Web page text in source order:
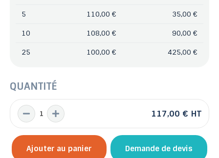
5 110,00 € 35,00 €
10 108,00 € 90,00 €
25 100,00 € 425,00 €
QUANTITÉ
117,00 € HT
Ajouter au panier Demande de devis